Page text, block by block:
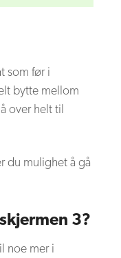
som før i
bytte mellom
over helt til
du mulighet å gå
3?
noe mer i